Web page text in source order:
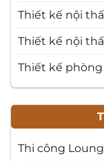
Thiết kế nội
Thiết kế nội
Thiết kế
Thi công